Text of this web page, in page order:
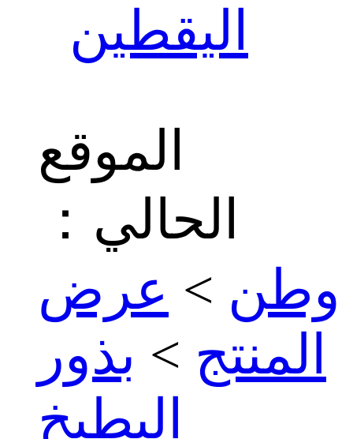
اليقطين
الموقع
الحالي：
وطن > عرض
المنتج > بذور
البطيخ